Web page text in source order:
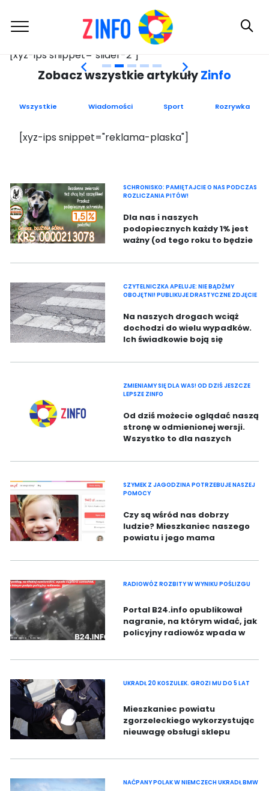
[xyz-ips snippet="slider-2"]
content
Zobacz wszystkie artykułyZinfo
Wszystkie Wiadomości Sport Rozrywka
[xyz-ips snippet="reklama-plaska"]
SCHRONISKO: PAMIĘTAJCIE O NAS PODCZAS
ROZLICZANIA PITÓW!
Dla nas i naszych
podopiecznych każdy 1% jest
ważny (od tego roku to będzie
wsparcia możemy wciąż
schronisko.
CZYTELNICZKA APELUJE: NIE BĄDŹMY
OBOJĘTNI! PUBLIKUJE DRASTYCZNE ZDJĘCIE
Na naszych drogach wciąż
dochodzi do wielu wypadków.
Ich świadkowie boją się
problemu.
ZMIENIAMY SIĘ DLA WAS! OD DZIŚ JESZCZE
LEPSZE ZINFO
Od dziś możecie oglądać naszą
stronę w odmienionej wersji.
Wszystko to dla naszych
SZYMEK Z JAGODZINA POTRZEBUJE NASZEJ
POMOCY
Czy są wśród nas dobrzy
ludzie? Mieszkaniec naszego
powiatu i jego mama
ciężką chorobę. Potrzeba
RADIOWÓZ ROZBITY W WYNIKU POŚLIZGU
Portal B24.info opublikował
nagranie, na którym widać, jak
policyjny radiowóz wpada w
UKRADŁ 20 KOSZULEK. GROZI MU DO 5 LAT
Mieszkaniec powiatu
zgorzeleckiego wykorzystując
nieuwagę obsługi sklepu
NAĆPANY POLAK W NIEMCZECH UKRADŁ BMW